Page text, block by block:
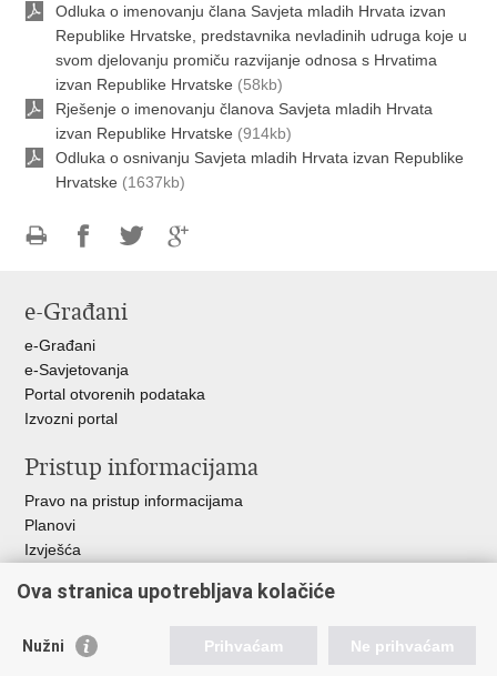
Odluka o imenovanju člana Savjeta mladih Hrvata izvan
Republike Hrvatske, predstavnika nevladinih udruga koje u
svom djelovanju promiču razvijanje odnosa s Hrvatima
izvan Republike Hrvatske (58kb)
Rješenje o imenovanju članova Savjeta mladih Hrvata
izvan Republike Hrvatske (914kb)
Odluka o osnivanju Savjeta mladih Hrvata izvan Republike
Hrvatske (1637kb)
FacebookuTwitteru
e-Građani
e-Građani
e-Savjetovanja
Portal otvorenih podataka
Izvozni portal
Pristup informacijama
Pravo na pristup informacijama
Planovi
Izvješća
Vlada RH
Ova stranica upotrebljava kolačiće
Nužni Prihvaćam Ne prihvaćam